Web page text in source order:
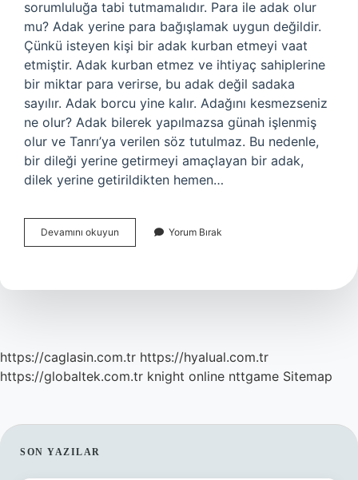
sorumluluğa tabi tutmamalıdır. Para ile adak olur
mu? Adak yerine para bağışlamak uygun değildir.
Çünkü isteyen kişi bir adak kurban etmeyi vaat
etmiştir. Adak kurban etmez ve ihtiyaç sahiplerine
bir miktar para verirse, bu adak değil sadaka
sayılır. Adak borcu yine kalır. Adağını kesmezseniz
ne olur? Adak bilerek yapılmazsa günah işlenmiş
olur ve Tanrı’ya verilen söz tutulmaz. Bu nedenle,
bir dileği yerine getirmeyi amaçlayan bir adak,
dilek yerine getirildikten hemen…
Devamını okuyun
Kesmek
Verilir
Yorum Bırak
https://caglasin.com.tr https://hyalual.com.tr
https://globaltek.com.tr knight online nttgame Sitemap
SIDEBAR
SON YAZILAR